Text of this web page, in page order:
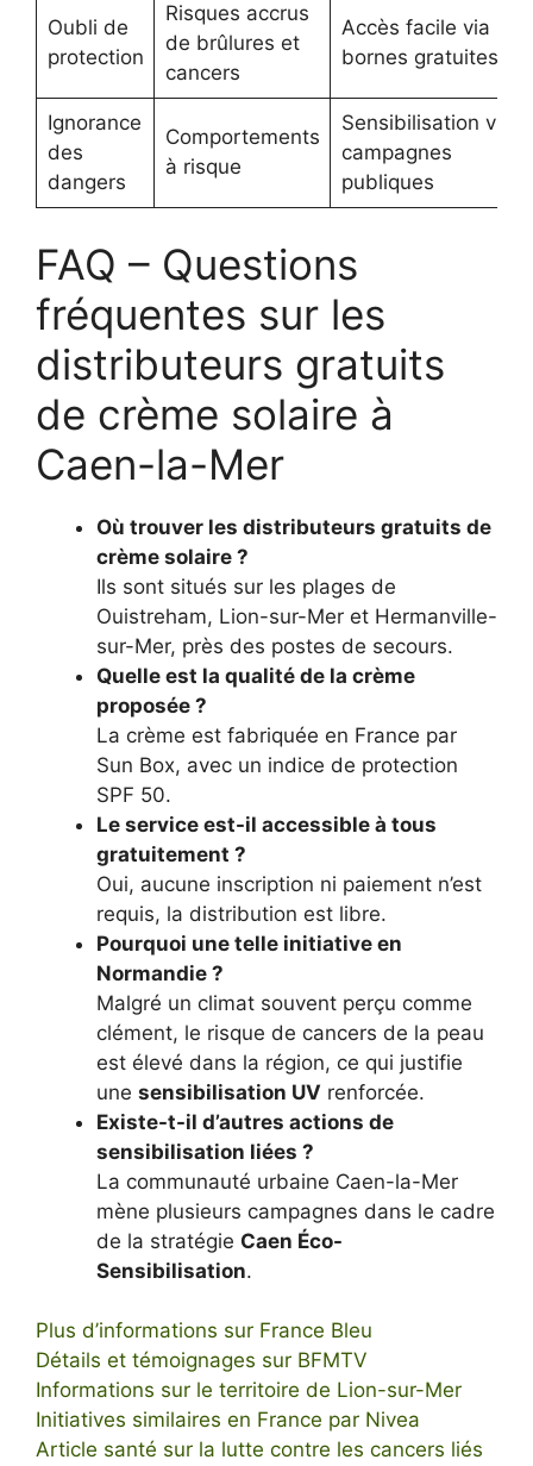
Oubli de
protection
Risques accrus
de brûlures et
cancers
Accès facile via
bornes gratuites
Ignorance
des
dangers
Comportements
à risque
Sensibilisation via
campagnes
publiques
FAQ – Questions
fréquentes sur les
distributeurs gratuits
de crème solaire à
Caen-la-Mer
Où trouver les distributeurs gratuits de
crème solaire ?
Ils sont situés sur les plages de
Ouistreham, Lion-sur-Mer et Hermanville-
sur-Mer, près des postes de secours.
Quelle est la qualité de la crème
proposée ?
La crème est fabriquée en France par
Sun Box, avec un indice de protection
SPF 50.
Le service est-il accessible à tous
gratuitement ?
Oui, aucune inscription ni paiement n’est
requis, la distribution est libre.
Pourquoi une telle initiative en
Normandie ?
Malgré un climat souvent perçu comme
clément, le risque de cancers de la peau
est élevé dans la région, ce qui justifie
une sensibilisation UV renforcée.
Existe-t-il d’autres actions de
sensibilisation liées ?
La communauté urbaine Caen-la-Mer
mène plusieurs campagnes dans le cadre
de la stratégie Caen Éco-
Sensibilisation.
Plus d’informations sur France Bleu
Détails et témoignages sur BFMTV
Informations sur le territoire de Lion-sur-Mer
Initiatives similaires en France par Nivea
Article santé sur la lutte contre les cancers liés